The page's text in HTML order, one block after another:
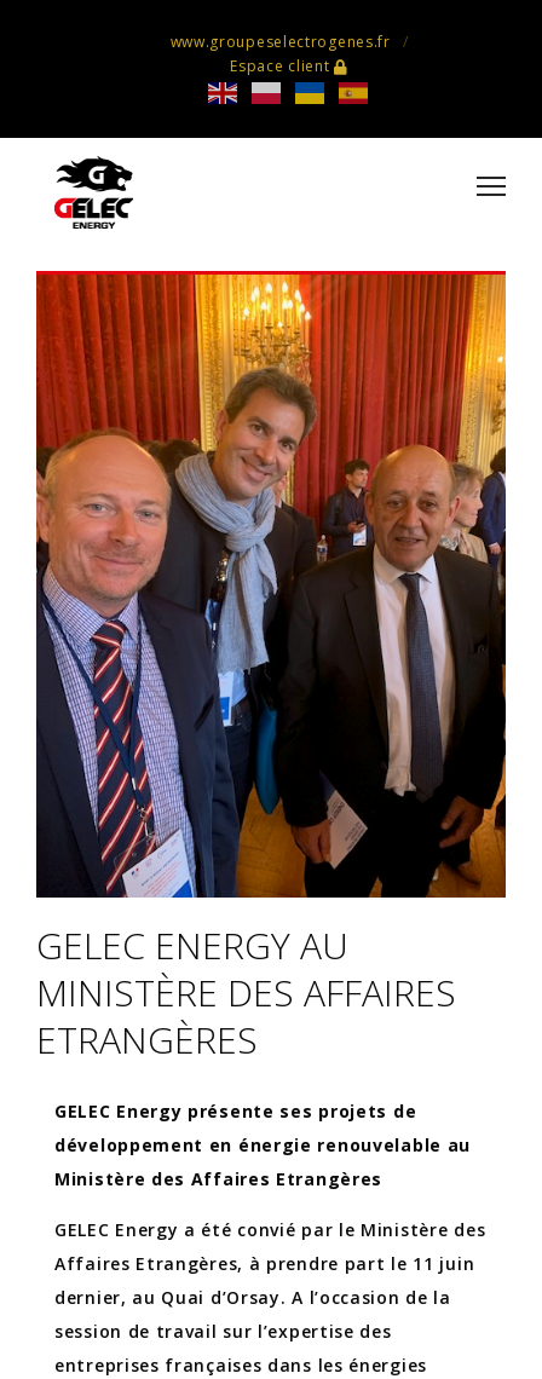
www.groupeselectrogenes.fr
Espace client
GELEC ENERGY AU
MINISTÈRE DES AFFAIRES
ETRANGÈRES
GELEC Energy présente ses projets de
développement en énergie renouvelable au
Ministère des Affaires Etrangères
GELEC Energy a été convié par le Ministère des
Affaires Etrangères, à prendre part le 11 juin
dernier, au Quai d’Orsay. A l’occasion de la
session de travail sur l’expertise des
entreprises françaises dans les énergies